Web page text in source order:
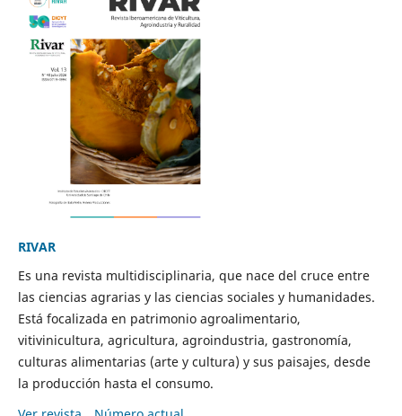
RIVAR
Es una revista multidisciplinaria, que nace del cruce entre
las ciencias agrarias y las ciencias sociales y humanidades.
Está focalizada en patrimonio agroalimentario,
vitivinicultura, agricultura, agroindustria, gastronomía,
culturas alimentarias (arte y cultura) y sus paisajes, desde
la producción hasta el consumo.